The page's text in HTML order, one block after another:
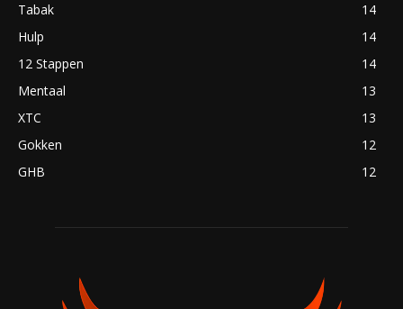
Tabak
14
Hulp
14
12 Stappen
14
Mentaal
13
XTC
13
Gokken
12
GHB
12